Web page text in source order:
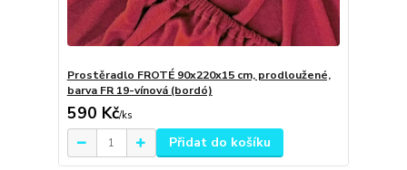
Prostěradlo FROTÉ 90x220x15 cm, prodloužené,
barva FR 19-vínová (bordó)
590 Kč/ks
Přidat do košíku